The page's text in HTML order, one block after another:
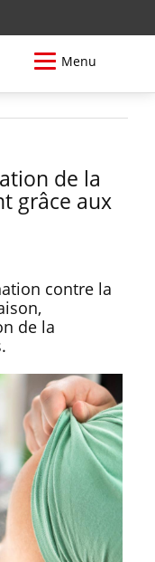
Menu
de la
grâce aux
contre la
de la